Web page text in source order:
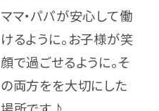
ママ・パパが安心して働
けるように。お子様が笑
顔で過ごせるように。そ
の両方をを大切にした